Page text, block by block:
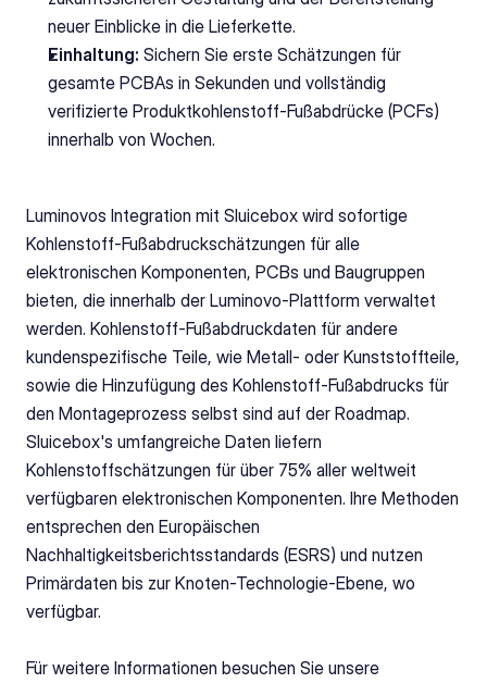
neuer Einblicke in die Lieferkette.
Einhaltung: Sichern Sie erste Schätzungen für
gesamte PCBAs in Sekunden und vollständig
verifizierte Produktkohlenstoff-Fußabdrücke (PCFs)
innerhalb von Wochen.
Luminovos Integration mit Sluicebox wird sofortige
Kohlenstoff-Fußabdruckschätzungen für alle
elektronischen Komponenten, PCBs und Baugruppen
bieten, die innerhalb der Luminovo-Plattform verwaltet
werden. Kohlenstoff-Fußabdruckdaten für andere
kundenspezifische Teile, wie Metall- oder Kunststoffteile,
sowie die Hinzufügung des Kohlenstoff-Fußabdrucks für
den Montageprozess selbst sind auf der Roadmap.
Sluicebox's umfangreiche Daten liefern
Kohlenstoffschätzungen für über 75% aller weltweit
verfügbaren elektronischen Komponenten. Ihre Methoden
entsprechen den Europäischen
Nachhaltigkeitsberichtsstandards (ESRS) und nutzen
Primärdaten bis zur Knoten-Technologie-Ebene, wo
verfügbar.